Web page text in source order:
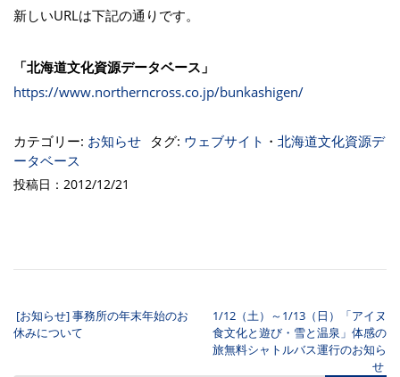
新しいURLは下記の通りです。
「北海道文化資源データベース」
https://www.northerncross.co.jp/bunkashigen/
カテゴリー: お知らせ タグ: ウェブサイト ・ 北海道文化資源デ
ータベース
投稿日：2012/12/21
投稿ナビゲーション
[お知らせ] 事務所の年末年始のお
休みについて
1/12（土）～1/13（日）「アイヌ
食文化と遊び・雪と温泉」体感の
旅無料シャトルバス運行のお知ら
せ